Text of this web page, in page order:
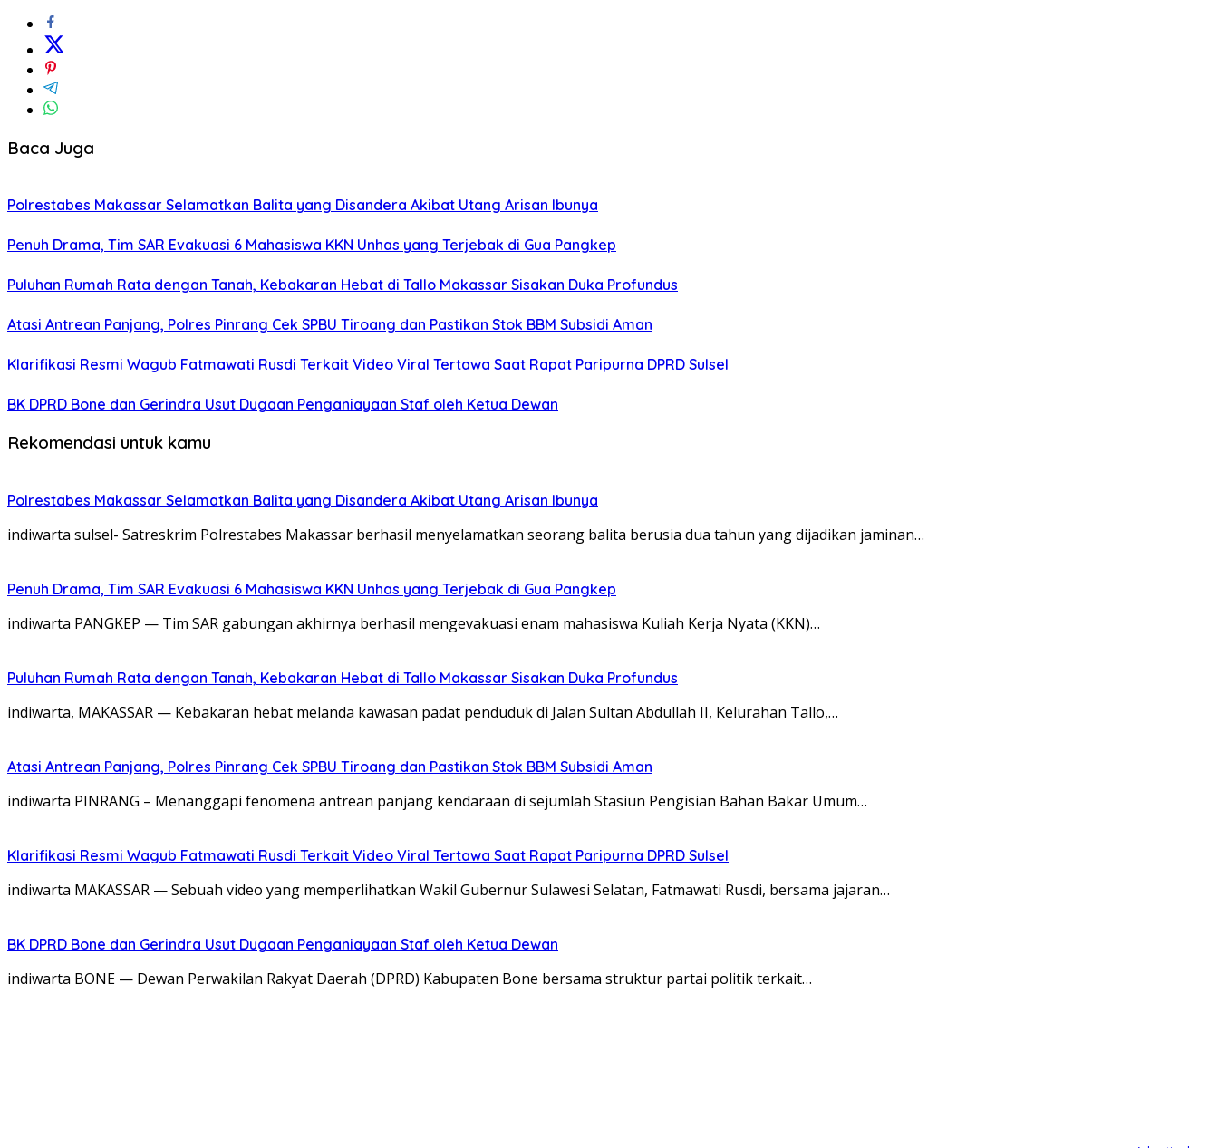
Baca Juga
Polrestabes Makassar Selamatkan Balita yang Disandera Akibat Utang Arisan Ibunya
Penuh Drama, Tim SAR Evakuasi 6 Mahasiswa KKN Unhas yang Terjebak di Gua Pangkep
Puluhan Rumah Rata dengan Tanah, Kebakaran Hebat di Tallo Makassar Sisakan Duka Profundus
Atasi Antrean Panjang, Polres Pinrang Cek SPBU Tiroang dan Pastikan Stok BBM Subsidi Aman
Klarifikasi Resmi Wagub Fatmawati Rusdi Terkait Video Viral Tertawa Saat Rapat Paripurna DPRD Sulsel
BK DPRD Bone dan Gerindra Usut Dugaan Penganiayaan Staf oleh Ketua Dewan
Rekomendasi untuk kamu
Polrestabes Makassar Selamatkan Balita yang Disandera Akibat Utang Arisan Ibunya
indiwarta sulsel- Satreskrim Polrestabes Makassar berhasil menyelamatkan seorang balita berusia dua tahun yang dijadikan jaminan…
Penuh Drama, Tim SAR Evakuasi 6 Mahasiswa KKN Unhas yang Terjebak di Gua Pangkep
indiwarta PANGKEP — Tim SAR gabungan akhirnya berhasil mengevakuasi enam mahasiswa Kuliah Kerja Nyata (KKN)…
Puluhan Rumah Rata dengan Tanah, Kebakaran Hebat di Tallo Makassar Sisakan Duka Profundus
indiwarta, MAKASSAR — Kebakaran hebat melanda kawasan padat penduduk di Jalan Sultan Abdullah II, Kelurahan Tallo,…
Atasi Antrean Panjang, Polres Pinrang Cek SPBU Tiroang dan Pastikan Stok BBM Subsidi Aman
‎indiwarta ​PINRANG – Menanggapi fenomena antrean panjang kendaraan di sejumlah Stasiun Pengisian Bahan Bakar Umum…
Klarifikasi Resmi Wagub Fatmawati Rusdi Terkait Video Viral Tertawa Saat Rapat Paripurna DPRD Sulsel
indiwarta MAKASSAR — Sebuah video yang memperlihatkan Wakil Gubernur Sulawesi Selatan, Fatmawati Rusdi, bersama jajaran…
BK DPRD Bone dan Gerindra Usut Dugaan Penganiayaan Staf oleh Ketua Dewan
indiwarta BONE — Dewan Perwakilan Rakyat Daerah (DPRD) Kabupaten Bone bersama struktur partai politik terkait…